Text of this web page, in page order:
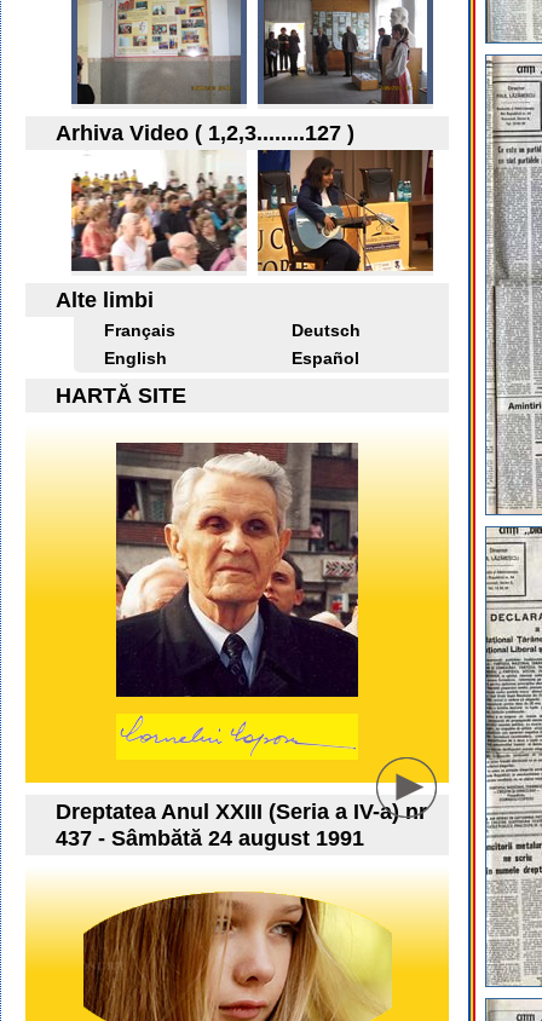
Arhiva Video ( 1,2,3........127 )
Alte limbi
Français
Deutsch
English
Español
HARTĂ SITE
Dreptatea Anul XXIII (Seria a IV-a) nr
437 - Sâmbătă 24 august 1991